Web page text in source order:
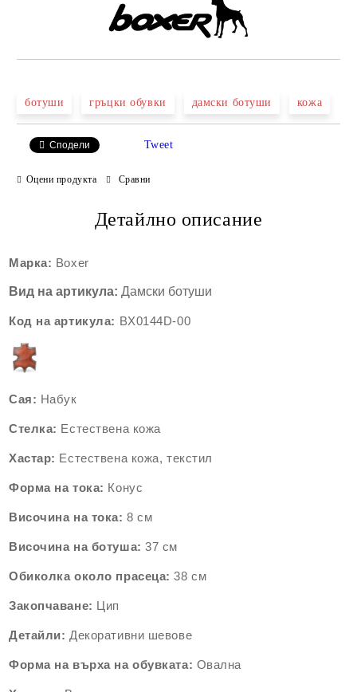
ботуши гръцки обувки дамски ботуши кожа
Сподели Tweet
Оцени продукта Сравни
Детайлно описание
Марка: Boxer
Вид на артикула: Дамски ботуши
Код на артикула: BX0144D-00
Сая: Набук
Стелка: Естествена кожа
Хастар: Естествена кожа, текстил
Форма на тока: Конус
Височина на тока:8 см
Височина на ботуша:37 см
Обиколка около прасеца:38 см
Закопчаване: Цип
Детайли: Декоративни шевове
Форма на върха на обувката: Овална